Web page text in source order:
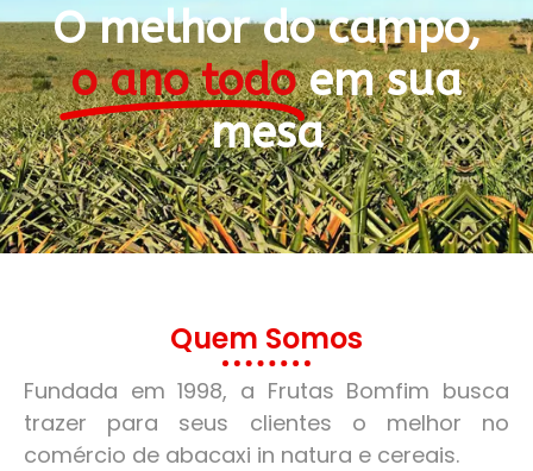
O melhor do campo,
o ano todo em sua
mesa
Quem Somos
Fundada em 1998, a Frutas Bomfim busca
trazer para seus clientes o melhor no
comércio de abacaxi in natura e cereais.